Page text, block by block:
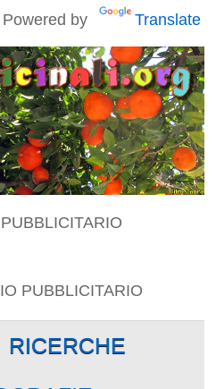
Powered by Translate
PUBBLICITARIO
RICERCHE